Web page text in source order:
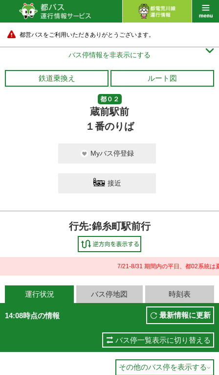
都営バスをご利用いただきありがとうございます。
バス停情報を非表示にする 
鉄道乗換え ルート図
都０２
蔵前駅前
１番のりば
Myバス停登録
接近
行先:錦糸町駅前行
7/21-8/31 期間内の平日、都02系統は
運行状況 バス停地図 時刻表
14:08時点の情報 最新情報に更新
バス停一覧表示に切り替える
その他のバス停を表示する 